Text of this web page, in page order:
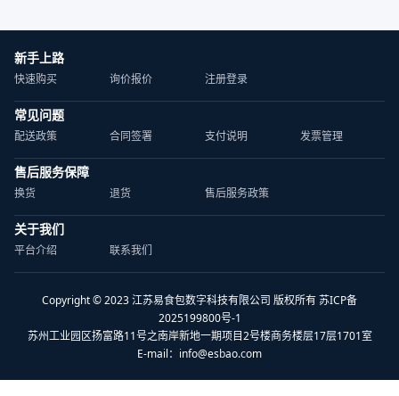
新手上路
快速购买 询价报价 注册登录
常见问题
配送政策 合同签署 支付说明 发票管理
售后服务保障
换货 退货 售后服务政策
关于我们
平台介绍 联系我们
Copyright © 2023 江苏易食包数字科技有限公司 版权所有 苏ICP备
2025199800号-1
苏州工业园区扬富路11号之南岸新地一期项目2号楼商务楼层17层1701室
E-mail： info@esbao.com